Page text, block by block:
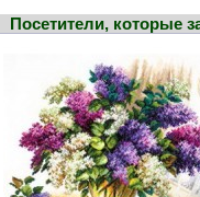
Посетители, которые